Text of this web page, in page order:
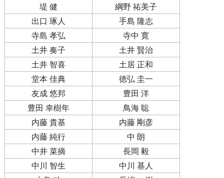
堤 健
綱野 祐美子
出口 琢人
手島 隆志
寺島 孝弘
寺中 寛
土井 奏子
土井 賢治
土井 智喜
土居 正和
堂本 佳典
徳弘 圭一
友成 悠邦
豊田 洋
豊田 幸樹年
鳥海 聡
内藤 貴基
内藤 剛彦
内藤 純行
中 朗
中井 菜摘
長岡 毅
中川 智生
中川 基人